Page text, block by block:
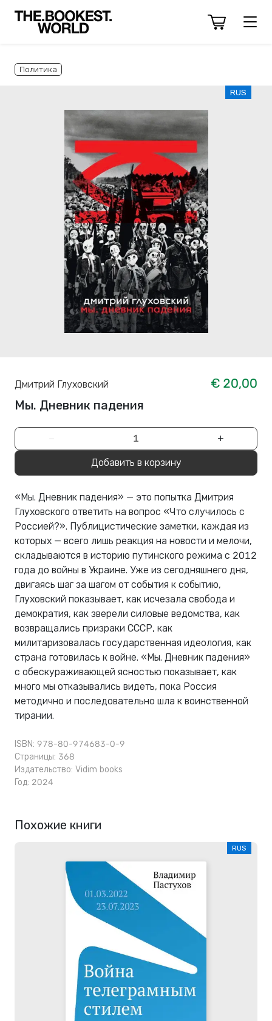
Политика
RUS
Дмитрий Глуховский
€ 20,00
Мы. Дневник падения
− +
Добавить в корзину
«Мы. Дневник падения» — это попытка Дмитрия
Глуховского ответить на вопрос «Что случилось с
Россией?». Публицистические заметки, каждая из
которых — всего лишь реакция на новости и мелочи,
складываются в историю путинского режима с 2012
года до войны в Украине. Уже из сегодняшнего дня,
двигаясь шаг за шагом от события к событию,
Глуховский показывает, как исчезала свобода и
демократия, как зверели силовые ведомства, как
возвращались призраки СССР, как
милитаризовалась государственная идеология, как
страна готовилась к войне. «Мы. Дневник падения»
с обескураживающей ясностью показывает, как
много мы отказывались видеть, пока Россия
методично и последовательно шла к воинственной
тирании.
ISBN: 978-80-974683-0-9
Страницы: 368
Издательство: Vidim books
Год: 2024
Похожие книги
RUS